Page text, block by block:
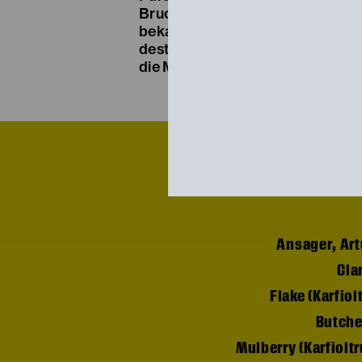
Bruch mit dem internationalen
bekannter die einzelnen
desto entschiedener stellt sich
die Mitte einer Gesellschaft still
Ansager,
Flake
Mulberry